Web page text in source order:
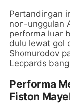
Pertandingan
non-unggulan
performa luar
dulu lewat gol
Shomurodov
Leopards
Performa
Fiston